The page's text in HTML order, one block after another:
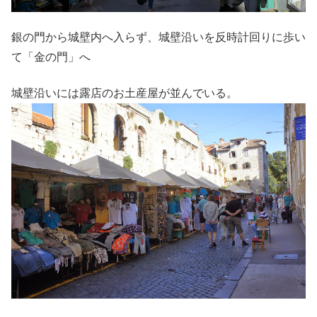
銀の門から城壁内へ入らず、城壁沿いを反時計回りに歩い
て「金の門」へ
城壁沿いには露店のお土産屋が並んでいる。